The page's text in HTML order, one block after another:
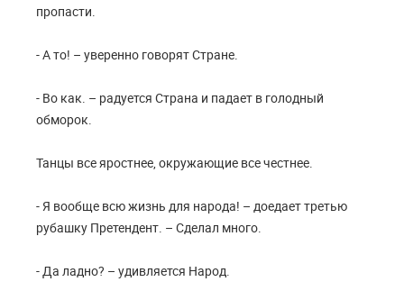
пропасти.
- А то! – уверенно говорят Стране.
- Во как. – радуется Страна и падает в голодный
обморок.
Танцы все яростнее, окружающие все честнее.
- Я вообще всю жизнь для народа! – доедает третью
рубашку Претендент. – Сделал много.
- Да ладно? – удивляется Народ.